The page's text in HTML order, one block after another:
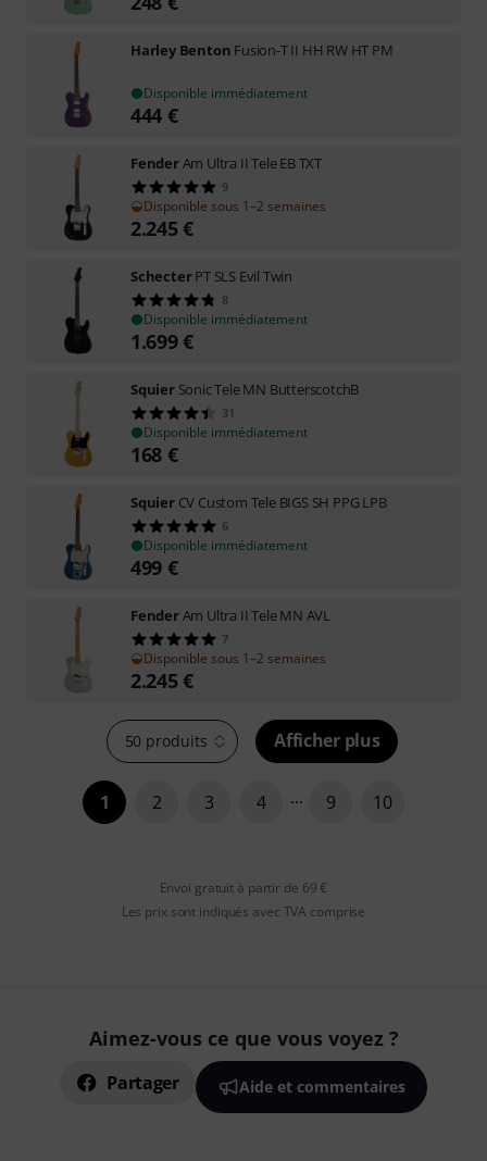
Harley Benton Fusion-T II HH RW HT PM
Disponible immédiatement
444 €
FenderAm Ultra II Tele EB TXT
9
Disponible sous 1–2 semaines
2.245€
SchecterPT SLS Evil Twin
8
Disponible immédiatement
1.699€
Squier Sonic Tele MN ButterscotchB
31
Disponible immédiatement
168 €
Squier CV Custom Tele BIGS SH PPG LPB
6
Disponible immédiatement
499 €
FenderAm Ultra II Tele MN AVL
7
Disponible sous 1–2 semaines
2.245€
50 produits Afficher plus
1 2 3 4 9 10
Envoi gratuit à partir de 69 €
Les prix sont indiqués avec TVA comprise
Aimez-vous ce que vous voyez ?
Partager Aide et commentaires